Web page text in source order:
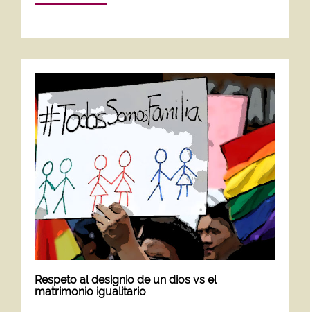
Respeto al designio de un dios vs el
matrimonio igualitario